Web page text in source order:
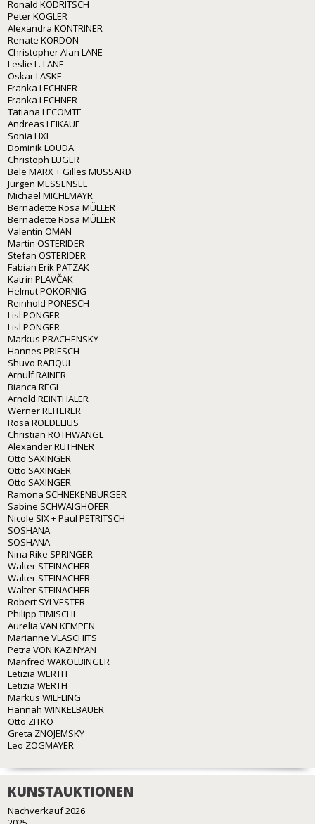
Ronald KODRITSCH
Peter KOGLER
Alexandra KONTRINER
Renate KORDON
Christopher Alan LANE
Leslie L. LANE
Oskar LASKE
Franka LECHNER
Franka LECHNER
Tatiana LECOMTE
Andreas LEIKAUF
Sonia LIXL
Dominik LOUDA
Christoph LUGER
Bele MARX + Gilles MUSSARD
Jürgen MESSENSEE
Michael MICHLMAYR
Bernadette Rosa MÜLLER
Bernadette Rosa MÜLLER
Valentin OMAN
Martin OSTERIDER
Stefan OSTERIDER
Fabian Erik PATZAK
Katrin PLAVČAK
Helmut POKORNIG
Reinhold PONESCH
Lisl PONGER
Lisl PONGER
Markus PRACHENSKY
Hannes PRIESCH
Shuvo RAFIQUL
Arnulf RAINER
Bianca REGL
Arnold REINTHALER
Werner REITERER
Rosa ROEDELIUS
Christian ROTHWANGL
Alexander RUTHNER
Otto SAXINGER
Otto SAXINGER
Otto SAXINGER
Ramona SCHNEKENBURGER
Sabine SCHWAIGHOFER
Nicole SIX + Paul PETRITSCH
SOSHANA
SOSHANA
Nina Rike SPRINGER
Walter STEINACHER
Walter STEINACHER
Walter STEINACHER
Robert SYLVESTER
Philipp TIMISCHL
Aurelia VAN KEMPEN
Marianne VLASCHITS
Petra VON KAZINYAN
Manfred WAKOLBINGER
Letizia WERTH
Letizia WERTH
Markus WILFLING
Hannah WINKELBAUER
Otto ZITKO
Greta ZNOJEMSKY
Leo ZOGMAYER
KUNSTAUKTIONEN
Nachverkauf 2026